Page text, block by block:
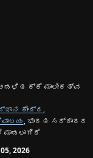
ಕ್ಕೆ ಮಾಲೀಕತ್ವ
ಕೇಂದ್ರ ,
, ಭಾರತ ಸರ್ಕಾರದ
2026